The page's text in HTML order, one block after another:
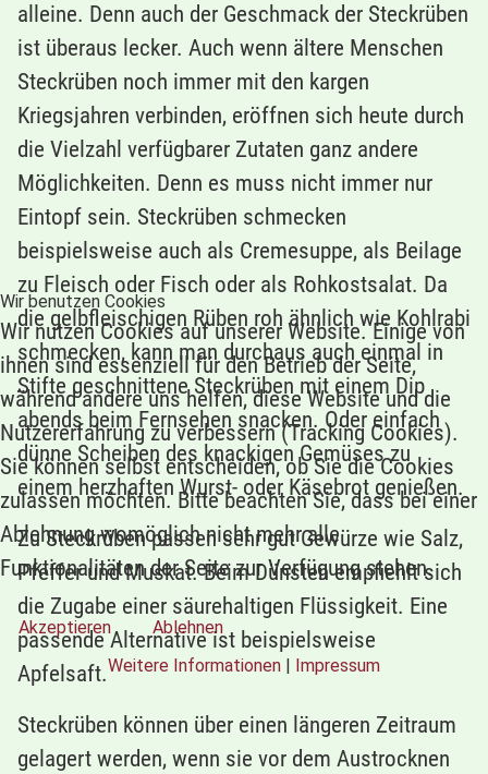
alleine. Denn auch der Geschmack der Steckrüben
ist überaus lecker. Auch wenn ältere Menschen
Steckrüben noch immer mit den kargen
Kriegsjahren verbinden, eröffnen sich heute durch
die Vielzahl verfügbarer Zutaten ganz andere
Möglichkeiten. Denn es muss nicht immer nur
Eintopf sein. Steckrüben schmecken
beispielsweise auch als Cremesuppe, als Beilage
zu Fleisch oder Fisch oder als Rohkostsalat. Da
die gelbfleischigen Rüben roh ähnlich wie Kohlrabi
schmecken, kann man durchaus auch einmal in
Stifte geschnittene Steckrüben mit einem Dip
abends beim Fernsehen snacken. Oder einfach
dünne Scheiben des knackigen Gemüses zu
einem herzhaften Wurst- oder Käsebrot genießen.
Zu Steckrüben passen sehr gut Gewürze wie Salz,
Pfeffer und Muskat. Beim Dünsten empfiehlt sich
die Zugabe einer säurehaltigen Flüssigkeit. Eine
passende Alternative ist beispielsweise
Apfelsaft.
Steckrüben können über einen längeren Zeitraum
gelagert werden, wenn sie vor dem Austrocknen
Wir benutzen Cookies
Wir nutzen Cookies auf unserer Website. Einige von
ihnen sind essenziell für den Betrieb der Seite,
während andere uns helfen, diese Website und die
Nutzererfahrung zu verbessern (Tracking Cookies).
Sie können selbst entscheiden, ob Sie die Cookies
zulassen möchten. Bitte beachten Sie, dass bei einer
Ablehnung womöglich nicht mehr alle
Funktionalitäten der Seite zur Verfügung stehen.
Akzeptieren
Ablehnen
Weitere Informationen | Impressum